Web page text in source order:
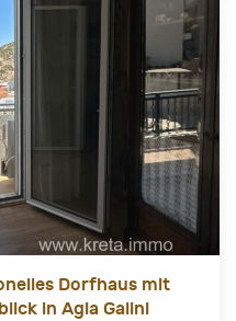
Dorfhaus mit
in Agia Galini